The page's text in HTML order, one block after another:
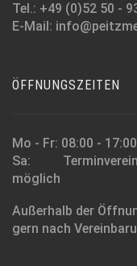
Tel.: +49 (0)52 50 -
E-Mail:
ÖFFNUNGSZEITEN
Mo - Fr: 08:00 -
Sa:
möglich
Außerhalb der
gern nach